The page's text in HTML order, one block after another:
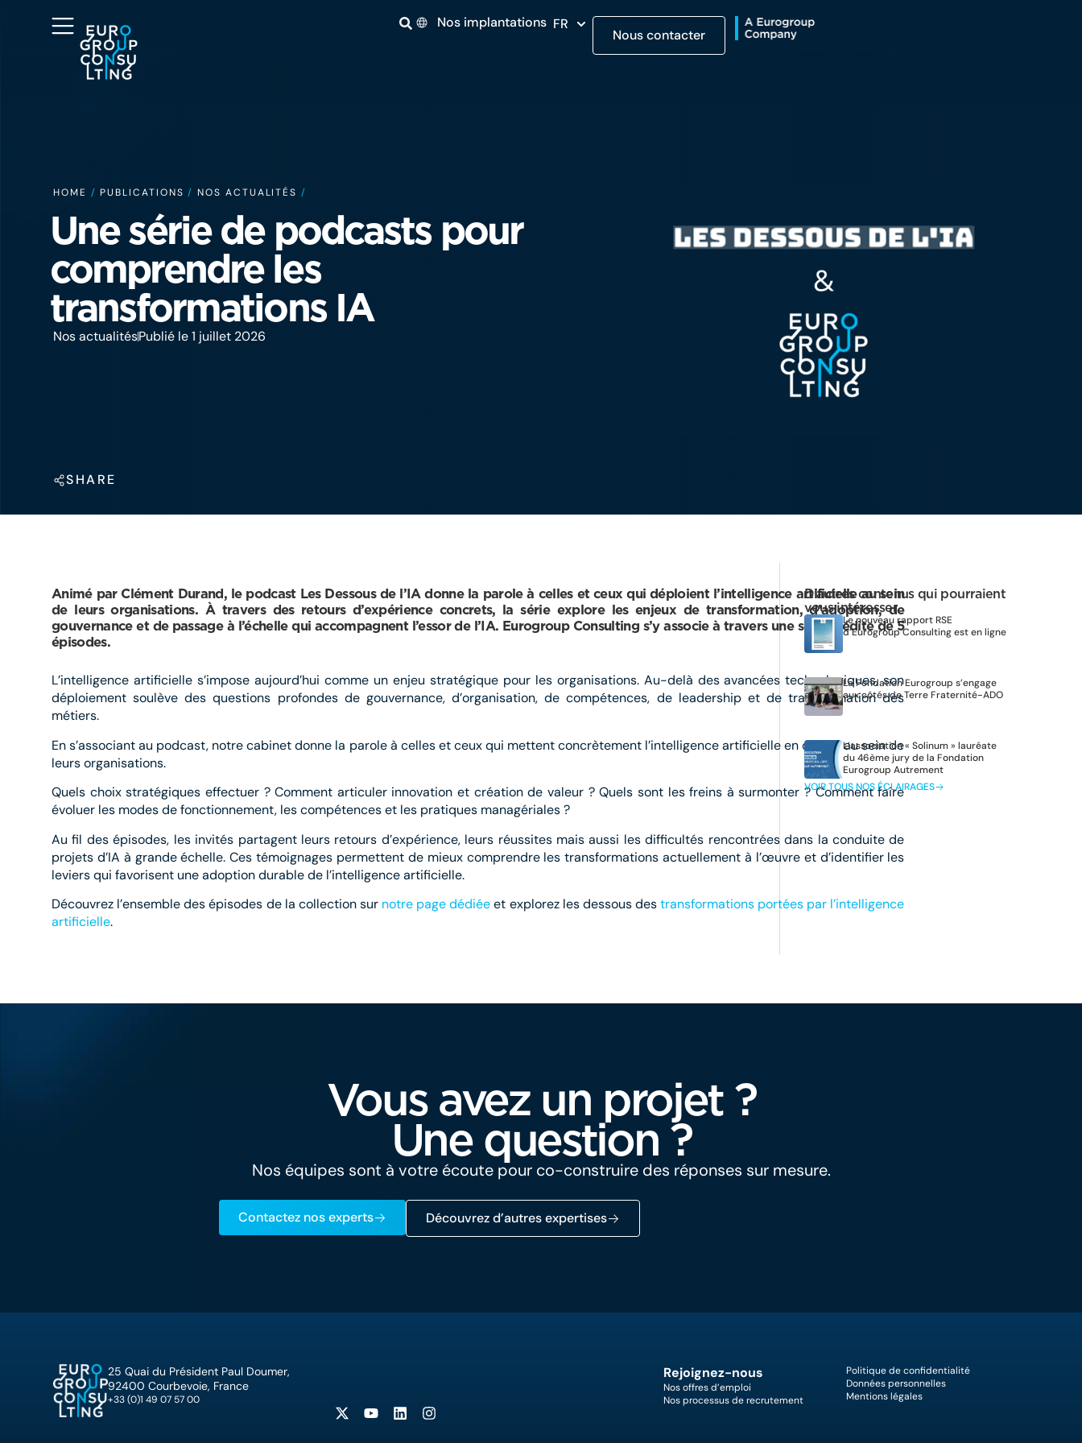
Nos implantations FR
Nous contacter
HOME / PUBLICATIONS / NOS ACTUALITÉS /
Une série de podcasts pour
comprendre les
transformations IA
Nos actualitésPublié le 1 juillet 2026
SHARE
Animé par Clément Durand, le podcast Les Dessous de l’IA donne la parole à celles et ceux qui déploient l’intelligence artificielle au sein
de leurs organisations. À travers des retours d’expérience concrets, la série explore les enjeux de transformation, d’adoption, de
gouvernance et de passage à l’échelle qui accompagnent l’essor de l’IA. Eurogroup Consulting s’y associe à travers une série inédite de 5
épisodes.
L’intelligence artificielle s’impose aujourd’hui comme un enjeu stratégique pour les organisations. Au-delà des avancées technologiques, son
déploiement soulève des questions profondes de gouvernance, d’organisation, de compétences, de leadership et de transformation des
métiers.
En s’associant au podcast, notre cabinet donne la parole à celles et ceux qui mettent concrètement l’intelligence artificielle en œuvre au sein de
leurs organisations.
Quels choix stratégiques effectuer ? Comment articuler innovation et création de valeur ? Quels sont les freins à surmonter ? Comment faire
évoluer les modes de fonctionnement, les compétences et les pratiques managériales ?
Au fil des épisodes, les invités partagent leurs retours d’expérience, leurs réussites mais aussi les difficultés rencontrées dans la conduite de
projets d’IA à grande échelle. Ces témoignages permettent de mieux comprendre les transformations actuellement à l’œuvre et d’identifier les
leviers qui favorisent une adoption durable de l’intelligence artificielle.
Découvrez l’ensemble des épisodes de la collection sur notre page dédiéeet explorez les dessous destransformations portées par l’intelligence
artificielle.
D’autres contenus qui pourraient
vous intéresser
Le nouveau rapport RSE
d’Eurogroup Consulting est en ligne
La Fondation Eurogroup s’engage
aux côtés de Terre Fraternité-ADO
L’association « Solinum » lauréate
du 46ème jury de la Fondation
Eurogroup Autrement
VOIR TOUS NOS ÉCLAIRAGES
Vous avez un projet ?
Une question ?
Nos équipes sont à votre écoute pour co-construire des réponses sur mesure.
Contactez nos experts Découvrez d’autres expertises
25 Quai du Président Paul Doumer,
92400 Courbevoie, France
+33 (0)1 49 07 57 00
Rejoignez-nous
Nos offres d’emploi
Nos processus de recrutement
Politique de confidentialité
Données personnelles
Mentions légales